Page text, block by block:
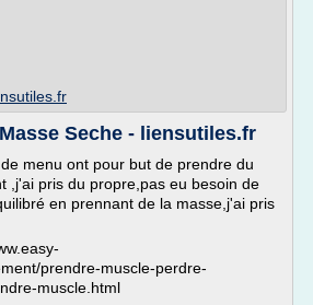
Seche - liensutiles.fr
menu ont pour but de prendre du
,j'ai pris du propre,pas eu besoin de
en prennant de la masse,j'ai pris
prendre-muscle-perdre-
muscle.html